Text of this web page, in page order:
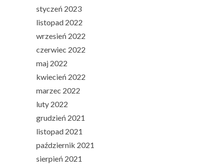
styczeń 2023
listopad 2022
wrzesień 2022
czerwiec 2022
maj 2022
kwiecień 2022
marzec 2022
luty 2022
grudzień 2021
listopad 2021
październik 2021
sierpień 2021